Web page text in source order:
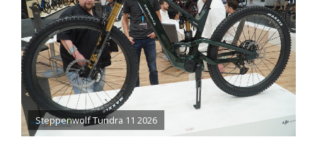
Steppenwolf Tundra 11 2026